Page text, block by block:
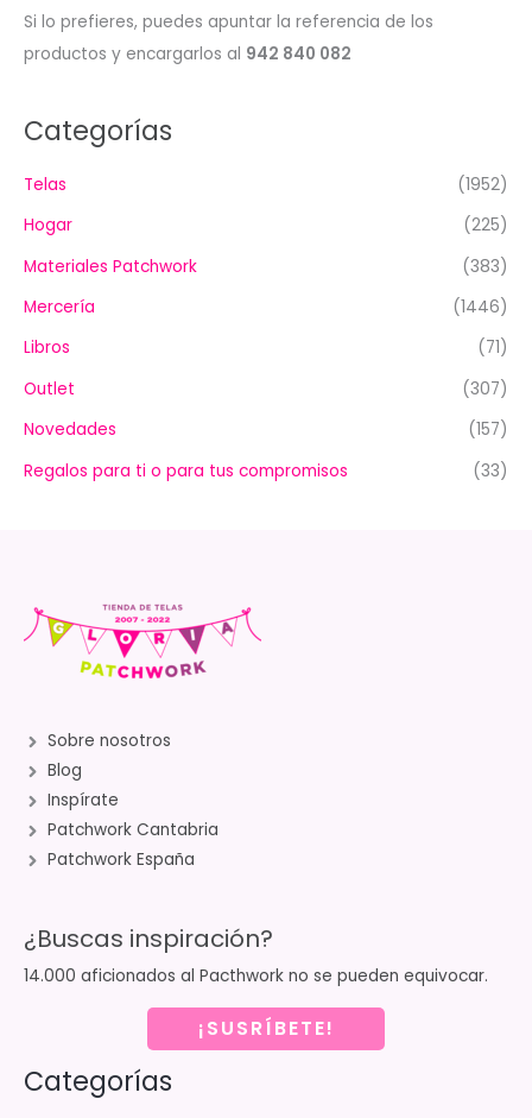
Si lo prefieres, puedes apuntar la referencia de los
productos y encargarlos al 942 840 082
Categorías
Telas
(1952)
Hogar
(225)
Materiales Patchwork
(383)
Mercería
(1446)
Libros
(71)
Outlet
(307)
Novedades
(157)
Regalos para ti o para tus compromisos
(33)
Sobre nosotros
Blog
Inspírate
Patchwork Cantabria
Patchwork España
¿Buscas inspiración?
14.000 aficionados al Pacthwork no se pueden equivocar.
¡SUSRÍBETE!
Categorías